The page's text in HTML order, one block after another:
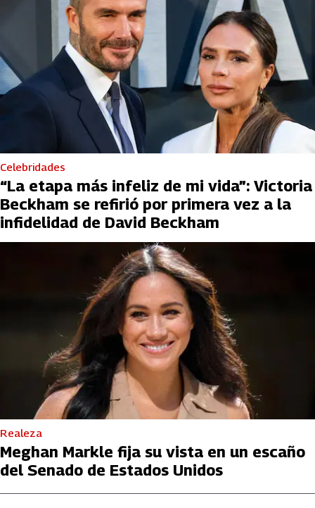
Celebridades
“La etapa más infeliz de mi vida”: Victoria
Beckham se refirió por primera vez a la
infidelidad de David Beckham
Realeza
Meghan Markle fija su vista en un escaño
del Senado de Estados Unidos